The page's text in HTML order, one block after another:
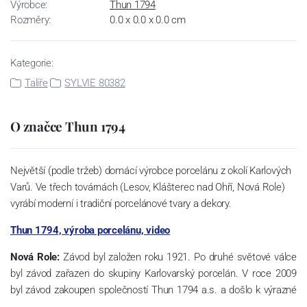
Výrobce:
Thun 1794
Rozměry:
0.0 x 0.0 x 0.0 cm
Kategorie:
Talíře
SYLVIE 80382
O značce Thun 1794
Největší (podle tržeb) domácí výrobce porcelánu z okolí Karlových
Varů. Ve třech továrnách (Lesov, Klášterec nad Ohří, Nová Role)
vyrábí moderní i tradiční porcelánové tvary a dekory.
Thun 1794, výroba porcelánu, video
Nová Role: Závod byl založen roku 1921. Po druhé světové válce
byl závod zařazen do skupiny Karlovarský porcelán. V roce 2009
byl závod zakoupen společností Thun 1794 a.s. a došlo k výrazné